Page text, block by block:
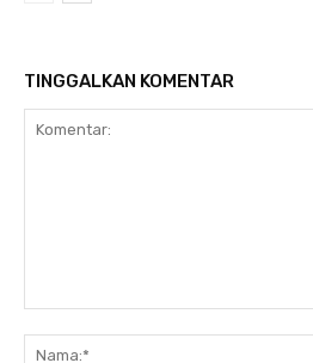
TINGGALKAN KOMENTAR